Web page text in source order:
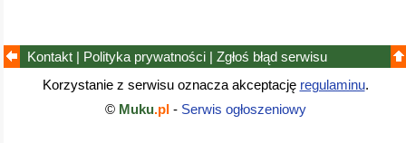
Kontakt | Polityka prywatności | Zgłoś błąd serwisu
Korzystanie z serwisu oznacza akceptację regulaminu.
© Muku.pl- Serwis ogłoszeniowy